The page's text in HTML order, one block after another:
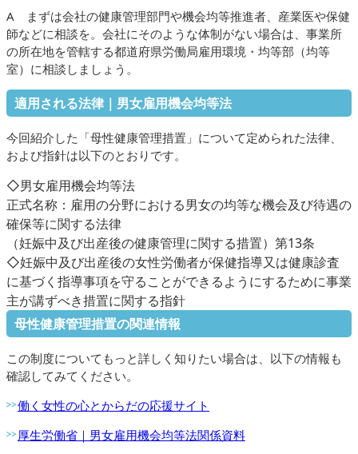
A まずは会社の健康管理部門や機会均等推進者、産業医や保健
師などに相談を。会社にそのような体制がない場合は、事業所
の所在地を管轄する都道府県労働局雇用環境・均等部（均等
室）に相談しましょう。
適用される法律｜男女雇用機会均等法
今回紹介した「母性健康管理措置」について定められた法律、
および指針は以下のとおりです。
◇男女雇用機会均等法
正式名称：雇用の分野における男女の均等な機会及び待遇の
確保等に関する法律
（妊娠中及び出産後の健康管理に関する措置）第13条
◇妊娠中及び出産後の女性労働者が保健指導又は健康診査
に基づく指導事項を守ることができるようにするために事業
主が講ずべき措置に関する指針
母性健康管理措置の関連情報
この制度についてもっと詳しく知りたい場合は、以下の情報も
確認してみてください。
働く女性の心とからだの応援サイト
厚生労働省｜男女雇用機会均等法関係資料